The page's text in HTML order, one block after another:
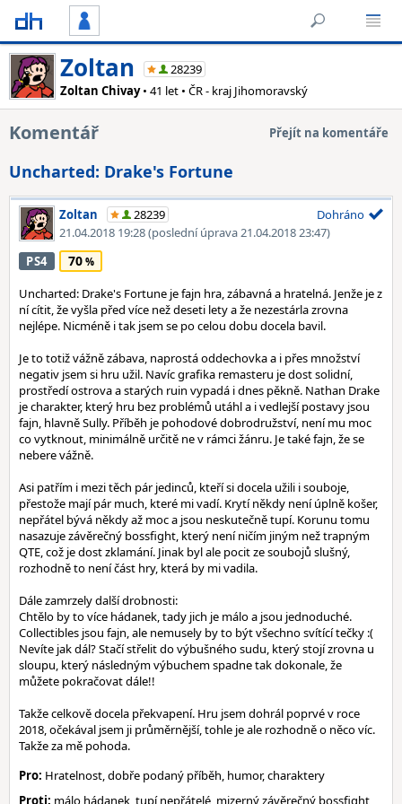
Zoltan
28239
Zoltan Chivay• 41 let • ČR - kraj Jihomoravský
Komentář Přejít na komentáře
Uncharted: Drake's Fortune
Zoltan
28239
21.04.2018 19:28(poslední úprava 21.04.2018 23:47)
Dohráno
PS4 70
Uncharted: Drake's Fortune je fajn hra, zábavná a hratelná. Jenže je z
ní cítit, že vyšla před více než deseti lety a že nezestárla zrovna
nejlépe. Nicméně i tak jsem se po celou dobu docela bavil.
Je to totiž vážně zábava, naprostá oddechovka a i přes množství
negativ jsem si hru užil. Navíc grafika remasteru je dost solidní,
prostředí ostrova a starých ruin vypadá i dnes pěkně. Nathan Drake
je charakter, který hru bez problémů utáhl a i vedlejší postavy jsou
fajn, hlavně Sully. Příběh je pohodové dobrodružství, není mu moc
co vytknout, minimálně určitě ne v rámci žánru. Je také fajn, že se
nebere vážně.
Asi patřím i mezi těch pár jedinců, kteří si docela užili i souboje,
přestože mají pár much, které mi vadí. Krytí někdy není úplně košer,
nepřátel bývá někdy až moc a jsou neskutečně tupí. Korunu tomu
nasazuje závěrečný bossfight, který není ničím jiným než trapným
QTE, což je dost zklamání. Jinak byl ale pocit ze soubojů slušný,
rozhodně to není část hry, která by mi vadila.
Dále zamrzely další drobnosti:
Chtělo by to více hádanek, tady jich je málo a jsou jednoduché.
Collectibles jsou fajn, ale nemusely by to být všechno svítící tečky :(
Nevíte jak dál? Stačí střelit do výbušného sudu, který stojí zrovna u
sloupu, který následným výbuchem spadne tak dokonale, že
můžete pokračovat dále!!
Takže celkově docela překvapení. Hru jsem dohrál poprvé v roce
2018, očekával jsem ji průměrnější, tohle je ale rozhodně o něco víc.
Takže za mě pohoda.
Pro: Hratelnost, dobře podaný příběh, humor, charaktery
Proti: málo hádanek, tupí nepřátelé, mizerný závěrečný bossfight,